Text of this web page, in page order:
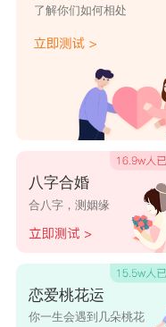
了解你们如何相处
八字合婚
合八字，测姻缘
恋爱桃花运
你一生会遇到几朵桃花